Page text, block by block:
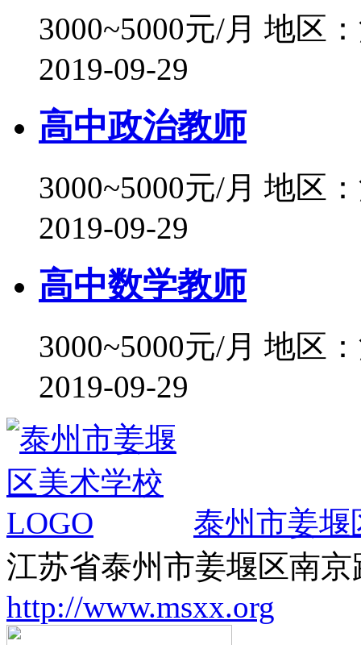
3000~5000元/月 地区
2019-09-29
高中政治教师
3000~5000元/月 地区
2019-09-29
高中数学教师
3000~5000元/月 地区
2019-09-29
泰州市姜堰
江苏省泰州市姜堰区南京
http://www.msxx.org